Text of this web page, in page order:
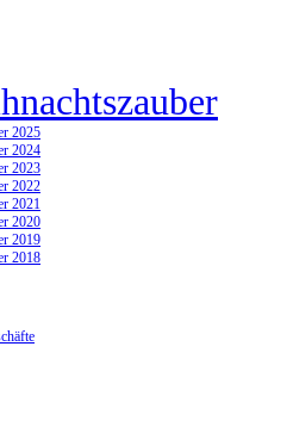
2025
2024
2023
2022
2021
2020
2019
2018